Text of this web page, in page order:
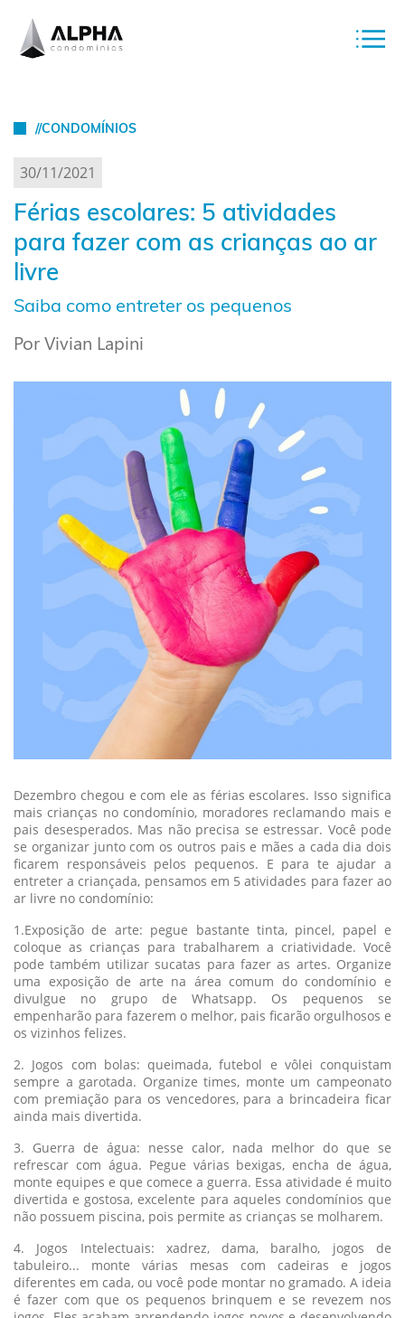
//CONDOMÍNIOS
30/11/2021
Férias escolares: 5 atividades
para fazer com as crianças ao ar
livre
Saiba como entreter os pequenos
Por Vivian Lapini
Dezembro chegou e com ele as férias escolares. Isso significa
mais crianças no condomínio, moradores reclamando mais e
pais desesperados. Mas não precisa se estressar. Você pode
se organizar junto com os outros pais e mães a cada dia dois
ficarem responsáveis pelos pequenos. E para te ajudar a
entreter a criançada, pensamos em 5 atividades para fazer ao
ar livre no condomínio:
1.Exposição de arte: pegue bastante tinta, pincel, papel e
coloque as crianças para trabalharem a criatividade. Você
pode também utilizar sucatas para fazer as artes. Organize
uma exposição de arte na área comum do condomínio e
divulgue no grupo de Whatsapp. Os pequenos se
empenharão para fazerem o melhor, pais ficarão orgulhosos e
os vizinhos felizes.
2. Jogos com bolas: queimada, futebol e vôlei conquistam
sempre a garotada. Organize times, monte um campeonato
com premiação para os vencedores, para a brincadeira ficar
ainda mais divertida.
3. Guerra de água: nesse calor, nada melhor do que se
refrescar com água. Pegue várias bexigas, encha de água,
monte equipes e que comece a guerra. Essa atividade é muito
divertida e gostosa, excelente para aqueles condomínios que
não possuem piscina, pois permite as crianças se molharem.
4. Jogos Intelectuais: xadrez, dama, baralho, jogos de
tabuleiro... monte várias mesas com cadeiras e jogos
diferentes em cada, ou você pode montar no gramado. A ideia
é fazer com que os pequenos brinquem e se revezem nos